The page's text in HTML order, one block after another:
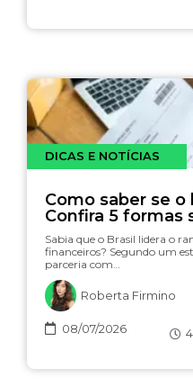
DICAS E NOTÍCIAS
Como saber se
Confira 5 formas
Sabia que o Brasil lidera o
financeiros? Segundo um
parceria com…
Roberta Firmino
08/07/2026 4